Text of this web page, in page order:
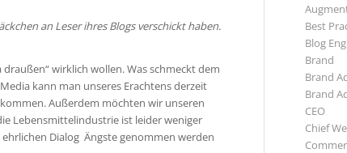
an Leser ihres Blogs verschickt haben.
wirklich wollen. Was schmeckt dem
kann man unseres Erachtens derzeit
Außerdem möchten wir unseren
Lebensmittelindustrie ist leider weniger
Dialog Ängste genommen werden
Best
Blog
Brand
Brand
Brand
CEO
Chief